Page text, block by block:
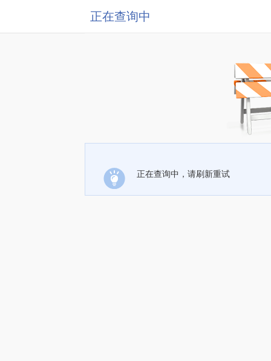
正在查询中
正在查询中，请刷新重试